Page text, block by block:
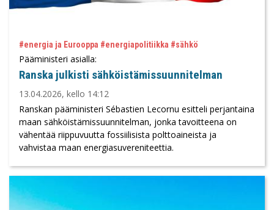
#energia ja Eurooppa #energiapolitiikka #sähkö
Pääministeri asialla:
Ranska julkisti sähköistämissuunnitelman
13.04.2026, kello 14:12
Ranskan pääministeri Sébastien Lecornu esitteli perjantaina
maan sähköistämissuunnitelman, jonka tavoitteena on
vähentää riippuvuutta fossiilisista polttoaineista ja
vahvistaa maan energiasuvereniteettia.